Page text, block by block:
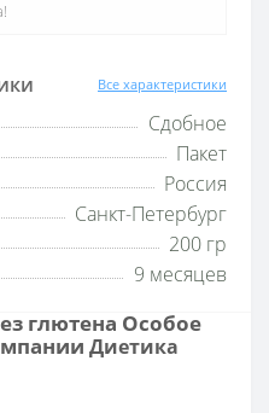
Все характеристики
Сдобное
Пакет
Россия
Санкт-Петербург
200 гр
9 месяцев
глютена Особое
Диетика